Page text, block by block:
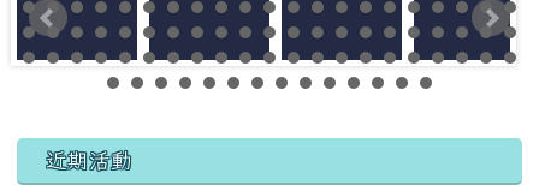
左邊區域內容
近期活動